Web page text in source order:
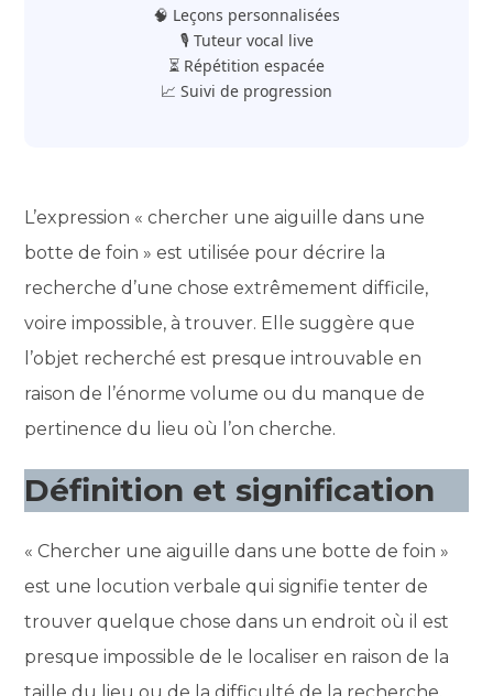
🧠 Leçons personnalisées
🎙️ Tuteur vocal live
⏳ Répétition espacée
📈 Suivi de progression
L’expression « chercher une aiguille dans une
botte de foin » est utilisée pour décrire la
recherche d’une chose extrêmement difficile,
voire impossible, à trouver. Elle suggère que
l’objet recherché est presque introuvable en
raison de l’énorme volume ou du manque de
pertinence du lieu où l’on cherche.
Définition et signification
« Chercher une aiguille dans une botte de foin »
est une locution verbale qui signifie tenter de
trouver quelque chose dans un endroit où il est
presque impossible de le localiser en raison de la